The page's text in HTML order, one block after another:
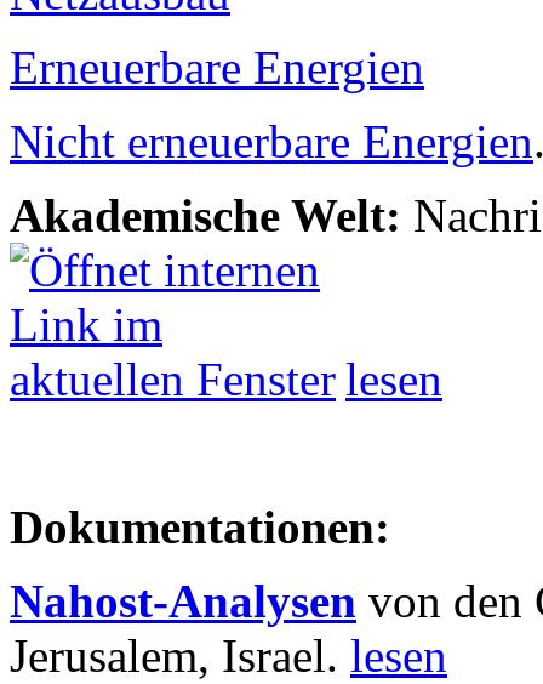
Erneuerbare Energien
Nicht erneuerbare Energien
Akademische Welt:
lesen
Dokumentationen:
Nahost-Analysen von den
Jerusalem, Israel. lesen